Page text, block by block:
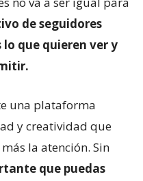
de seguidores
lo que quieren ver y
una plataforma
y creatividad que
la atención. Sin
que puedas